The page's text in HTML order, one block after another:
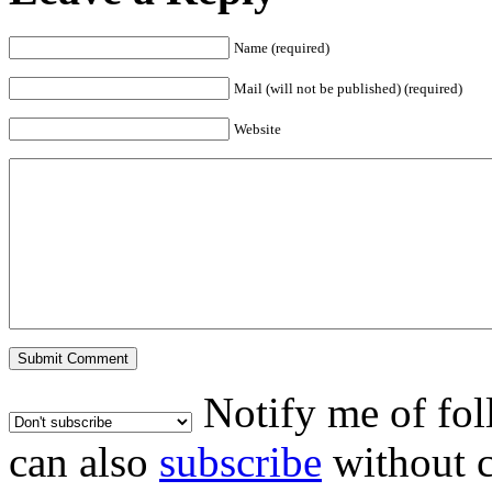
Name (required)
Mail (will not be published) (required)
Website
Notify me of
can also subscribe without